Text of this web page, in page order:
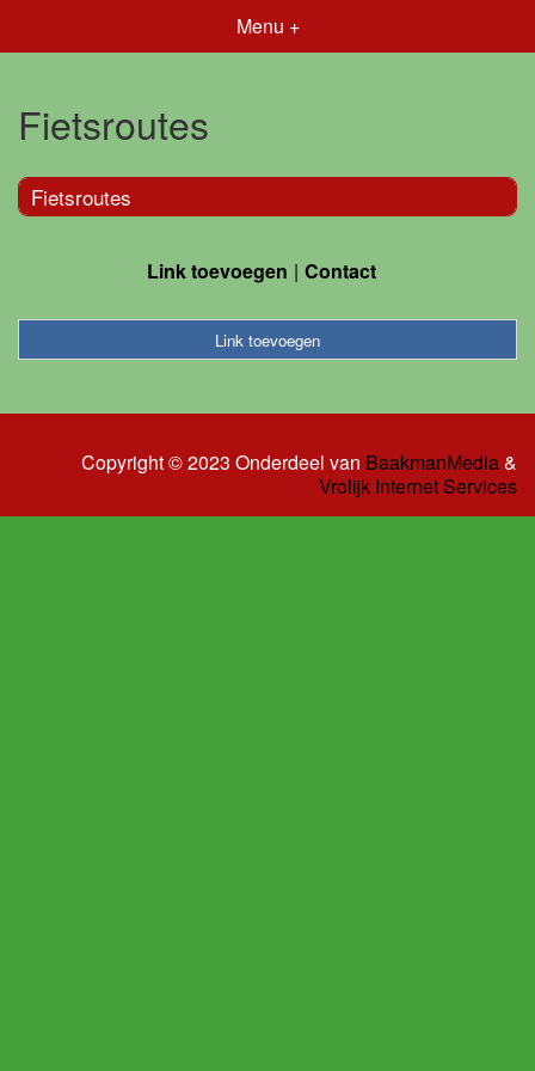
Menu +
Fietsroutes
Fietsroutes
Link toevoegen Contact
Link toevoegen
Copyright © 2023 Onderdeel van BaakmanMedia&
Vrolijk Internet Services